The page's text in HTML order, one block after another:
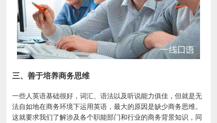
三、善于培养商务思维
一些人英语基础很好，词汇、语法以及听说能力俱佳，但就是无
法自如地在商务环境下运用英语，最大的原因是缺少商务思维。
这就要求我们了解涉及各个职能部门和行业的商务背景知识，同